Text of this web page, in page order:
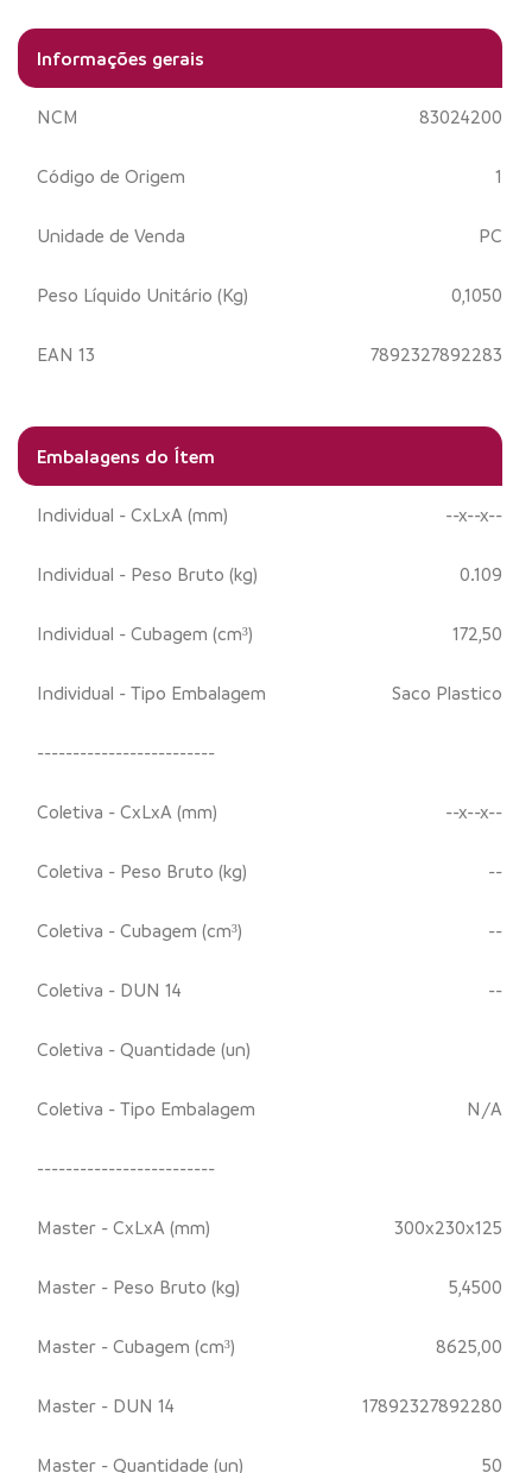
Informações gerais
NCM 83024200
Código de Origem 1
Unidade de Venda PC
Peso Líquido Unitário (Kg) 0,1050
EAN 13 7892327892283
Embalagens do Ítem
Individual - CxLxA (mm) --x--x--
Individual - Peso Bruto (kg) 0.109
Individual - Cubagem (cm³) 172,50
Individual - Tipo Embalagem Saco Plastico
-------------------------
Coletiva - CxLxA (mm) --x--x--
Coletiva - Peso Bruto (kg) --
Coletiva - Cubagem (cm³) --
Coletiva - DUN 14 --
Coletiva - Quantidade (un)
Coletiva - Tipo Embalagem N/A
-------------------------
Master - CxLxA (mm) 300x230x125
Master - Peso Bruto (kg) 5,4500
Master - Cubagem (cm³) 8625,00
Master - DUN 14 17892327892280
Master - Quantidade (un) 50